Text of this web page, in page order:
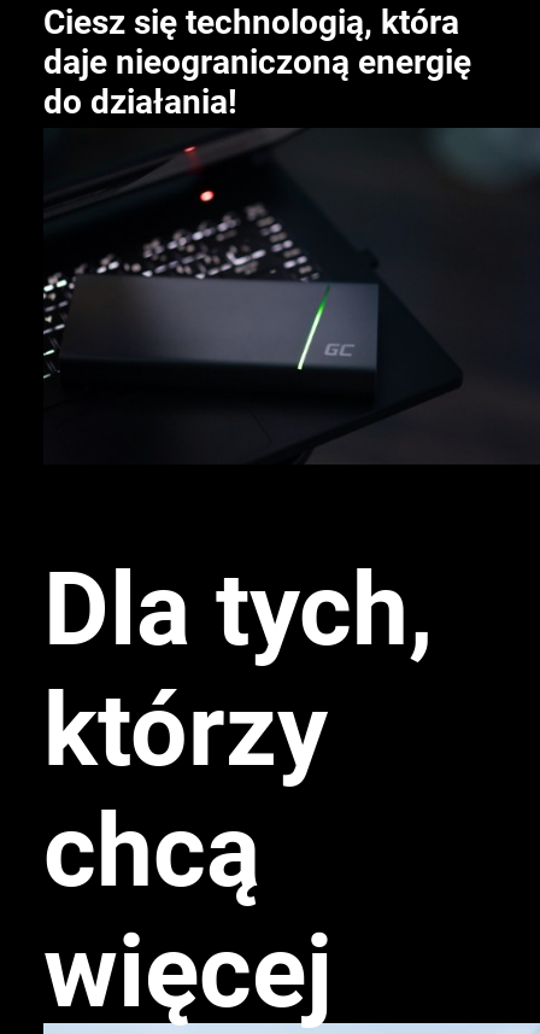
Ciesz się technologią, która
daje nieograniczoną energię
do działania!
Dla tych,
którzy
chcą
więcej